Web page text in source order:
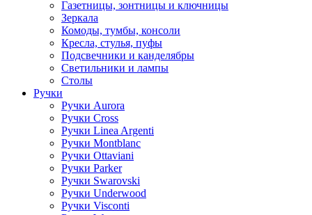
Газетницы, зонтницы и ключницы
Зеркала
Комоды, тумбы, консоли
Кресла, стулья, пуфы
Подсвечники и канделябры
Светильники и лампы
Столы
Ручки
Ручки Aurora
Ручки Cross
Ручки Linea Argenti
Ручки Montblanc
Ручки Ottaviani
Ручки Parker
Ручки Swarovski
Ручки Underwood
Ручки Visconti